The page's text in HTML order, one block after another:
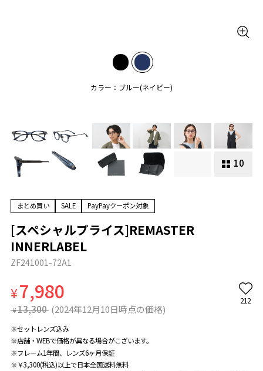
カラー：ブルー(ネイビー)
10
まとめ買い SALE PayPayクーポン対象
[スペシャルプライス]REMASTER
INNERLABEL
ZF241001-72A1
¥7,980
¥ 13,300 (2024年12月10日時点の価格)
212
※セットレンズ込み
※店舗・WEBで価格が異なる場合がこざいます。
※フレーム1年間、レンズ6ヶ月保証
※￥3,300(税込)以上で日本全国送料無料